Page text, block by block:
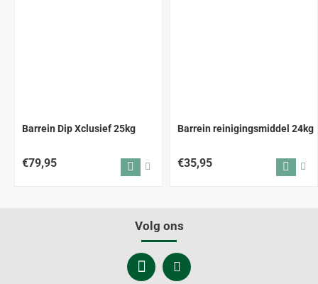
ALLEEN AFHALEN
Barrein Dip Xclusief 25kg
€79,95 ALLEEN AFHALEN
Barrein reinigingsmiddel 24kg
€35,95
Volg ons